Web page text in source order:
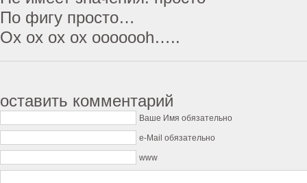
По фигу просто…
Ох ох ох ох ooooooh…..
оставить комментарий
Ваше Имя обязательно
e-Mail обязательно
www